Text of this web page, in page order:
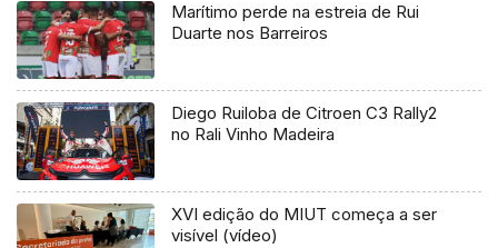
Marítimo perde na estreia de Rui
Duarte nos Barreiros
Diego Ruiloba de Citroen C3 Rally2
no Rali Vinho Madeira
XVI edição do MIUT começa a ser
visível (vídeo)